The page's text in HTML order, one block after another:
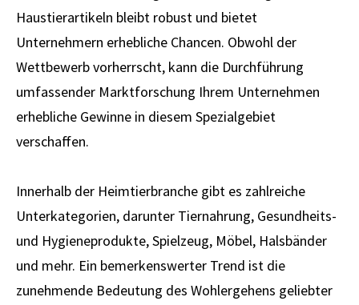
Haustierartikeln bleibt robust und bietet
Unternehmern erhebliche Chancen. Obwohl der
Wettbewerb vorherrscht, kann die Durchführung
umfassender Marktforschung Ihrem Unternehmen
erhebliche Gewinne in diesem Spezialgebiet
verschaffen.
Innerhalb der Heimtierbranche gibt es zahlreiche
Unterkategorien, darunter Tiernahrung, Gesundheits-
und Hygieneprodukte, Spielzeug, Möbel, Halsbänder
und mehr. Ein bemerkenswerter Trend ist die
zunehmende Bedeutung des Wohlergehens geliebter